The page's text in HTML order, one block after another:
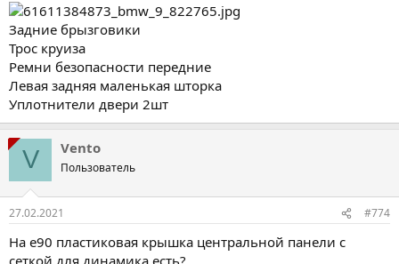
Задние брызговики
Трос круиза
Ремни безопасности передние
Левая задняя маленькая шторка
Уплотнители двери 2шт
V Vento
Пользователь
27.02.2021 #774
На е90 пластиковая крышка центральной панели с
сеткой для динамика есть?